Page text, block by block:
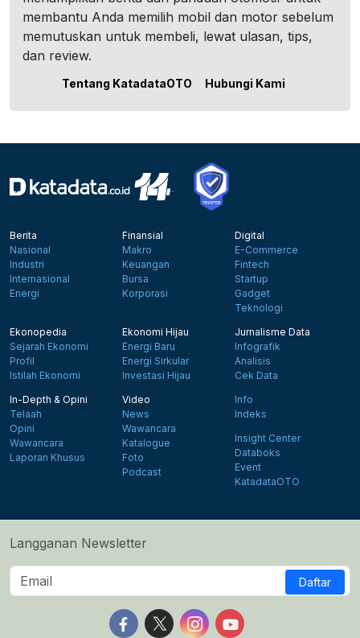
membantu Anda memilih mobil dan motor sebelum
memutuskan untuk membeli, lewat ulasan, tips,
dan review.
Tentang KatadataOTO Hubungi Kami
Berita
Nasional
Industri
Internasional
Energi
Finansial
Makro
Keuangan
Bursa
Korporasi
Digital
E-Commerce
Fintech
Startup
Gadget
Teknologi
Ekonopedia
Sejarah Ekonomi
Profil
Istilah Ekonomi
Ekonomi Hijau
Energi Baru
Energi Sirkular
Investasi Hijau
Jurnalisme Data
Infografik
Analisis
Cek Data
In-Depth & Opini
Telaah
Opini
Wawancara
Laporan Khusus
Video
News
Wawancara
Katalogue
Foto
Podcast
Info
Indeks
Insight Center
Databoks
Event
KatadataOTO
Langganan Newsletter
Daftar
Follow us on Facebook
Follow us on X
Follow us on Instagram
Follow us on